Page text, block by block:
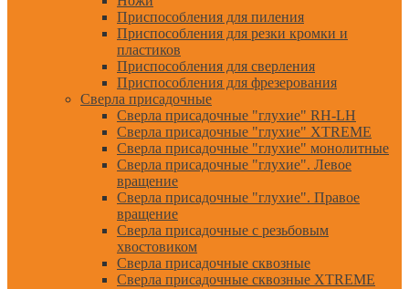
Приспособления для пиления
Приспособления для резки кромки и
пластиков
Приспособления для сверления
Приспособления для фрезерования
Сверла присадочные
Сверла присадочные "глухие" RH-LH
Сверла присадочные "глухие" XTREME
Сверла присадочные "глухие" монолитные
Сверла присадочные "глухие". Левое
вращение
Сверла присадочные "глухие". Правое
вращение
Сверла присадочные с резьбовым
хвостовиком
Сверла присадочные сквозные
Сверла присадочные сквозные XTREME